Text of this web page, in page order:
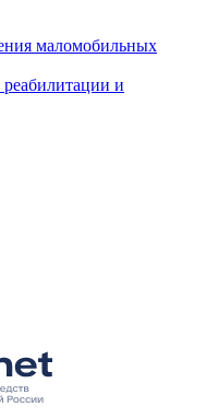
маломобильных
и